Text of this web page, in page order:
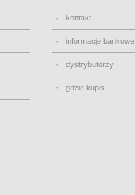
kontakt
informacje bankowe
dystrybutorzy
gdzie kupis